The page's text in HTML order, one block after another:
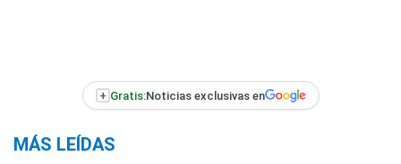
+ Gratis:Noticias exclusivas en
MÁS LEÍDAS